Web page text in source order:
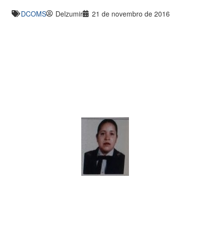
DCOMS Delzumir 21 de novembro de 2016